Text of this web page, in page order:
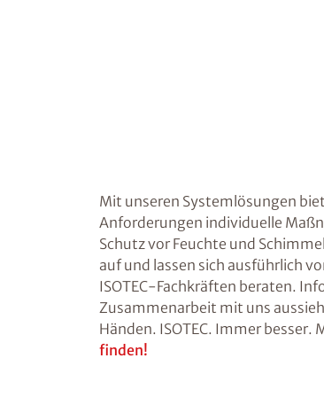
Mit unseren Systemlösungen
Anforderungen individuelle
Schutz vor Feuchte und
auf und lassen sich ausführlich
ISOTEC-Fachkräften beraten.
Zusammenarbeit mit uns
Händen. ISOTEC. Immer besser.
finden!